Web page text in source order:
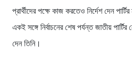
প্রার্থীদের পক্ষে কাজ করতেও নির্দেশ দেন
একই সঙ্গে নির্বাচনের শেষ পর্যন্ত জাতীয় পার্টির
দেন তিনি।